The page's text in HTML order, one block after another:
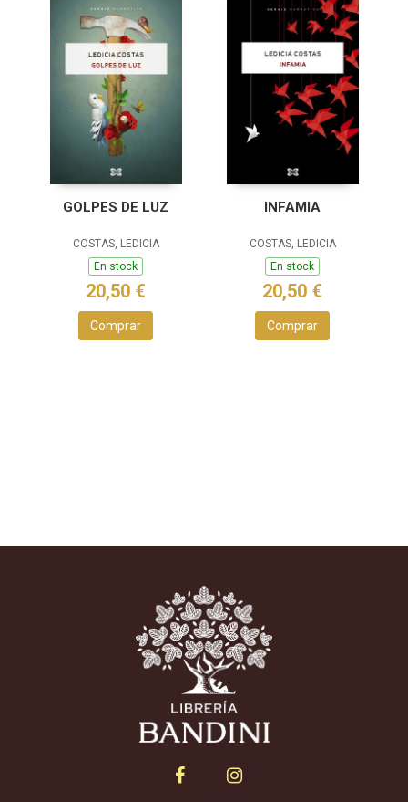
GOLPES DE LUZ
COSTAS, LEDICIA
En stock
20,50 €
Comprar
INFAMIA
COSTAS, LEDICIA
En stock
20,50 €
Comprar